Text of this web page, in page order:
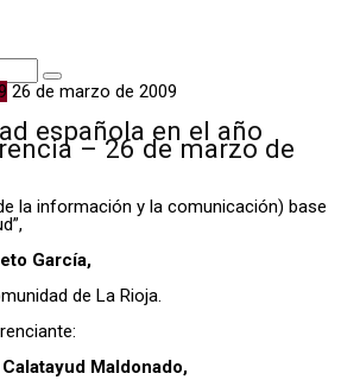
26 de marzo de 2009
española en el año
– 26 de marzo de
la información y la comunicación) base
García,
de La Rioja.
Maldonado,